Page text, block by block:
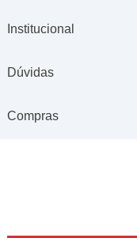
Institucional
Dúvidas
Compras